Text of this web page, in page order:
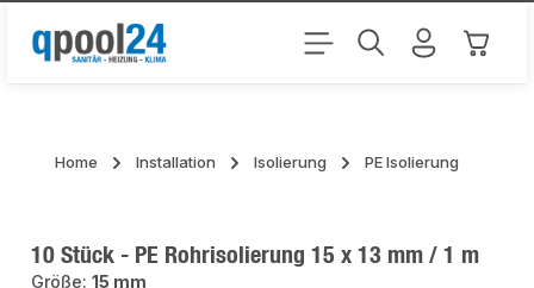
Zum Hauptinhalt springen
Home Installation Isolierung PE Isolierung
10 Stück - PE Rohrisolierung 15 x 13 mm / 1 m
Größe:15 mm